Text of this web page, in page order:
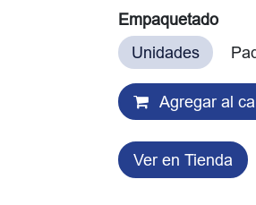
Empaquetado
Unidades
Agregar al
Ver en Tienda